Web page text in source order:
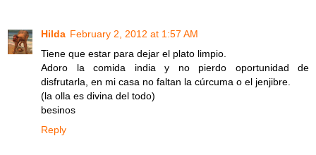
Hilda February 2, 2012 at 1:57 AM
Tiene que estar para dejar el plato limpio.
Adoro la comida india y no pierdo oportunidad de
disfrutarla, en mi casa no faltan la cúrcuma o el jenjibre.
(la olla es divina del todo)
besinos
Reply